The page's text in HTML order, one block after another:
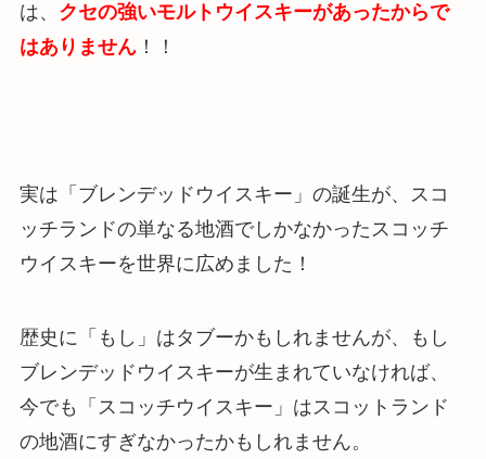
は、 クセの強いモルトウイスキーがあったからで
はありません！！
実は 「ブレンデッドウイスキー」の誕生が、スコ
ッチランドの単なる地酒でしかなかったスコッチ
ウイスキーを世界に広めました！
歴史に「もし」はタブーかもしれませんが、もし
ブレンデッドウイスキーが生まれていなければ、
今でも「スコッチウイスキー」はスコットランド
の地酒にすぎなかったかもしれません。